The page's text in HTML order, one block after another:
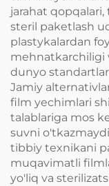
jarahat
steril paketlash
plastykalardan
mehnatkarchiligi
dunyo
Jamiy
film yechimlari
talablariga mos
suvni
tibbiy texnikani
muqavimatli
yo'liq va